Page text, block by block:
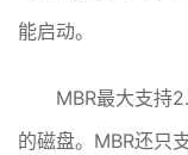
能启动。
MBR最大支持
的磁盘。MBR还只